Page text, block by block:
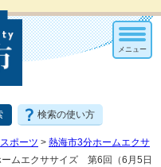
検索の使い方
メニュー
スポーツ > 熱海市3分ホームエクサ
ームエクササイズ 第6回（6月5日